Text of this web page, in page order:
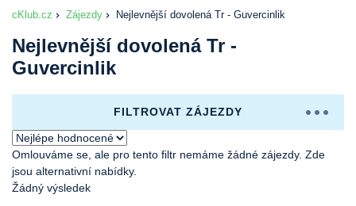
cKlub.cz Zájezdy Nejlevnější dovolená Tr - Guvercinlik
Nejlevnější dovolená Tr -
Guvercinlik
FILTROVAT ZÁJEZDY
Omlouváme se, ale pro tento filtr nemáme žádné zájezdy. Zde
jsou alternativní nabídky.
Žádný výsledek